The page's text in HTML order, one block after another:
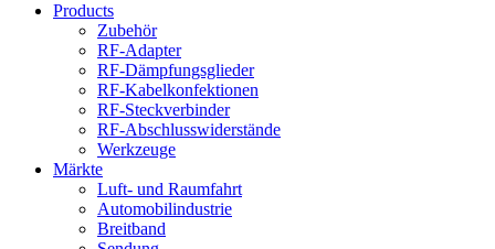
Products
Zubehör
RF-Adapter
RF-Dämpfungsglieder
RF-Kabelkonfektionen
RF-Steckverbinder
RF-Abschlusswiderstände
Werkzeuge
Märkte
Luft- und Raumfahrt
Automobilindustrie
Breitband